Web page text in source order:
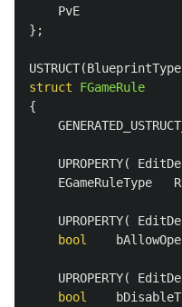
PvE
};
USTRUCT(BlueprintType
struct
FGameRule
{
UPROPERTY(
EGameRuleType
UPROPERTY(
bool
UPROPERTY(
bool